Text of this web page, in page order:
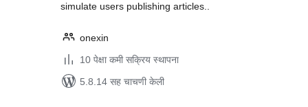
simulate users publishing articles..
onexin
10 पेक्षा कमी सक्रिय स्थापना
5.8.14 सह चाचणी केली